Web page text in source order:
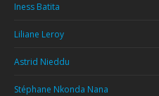
Iness Batita
Liliane Leroy
Astrid Nieddu
Stéphane Nkonda Nana